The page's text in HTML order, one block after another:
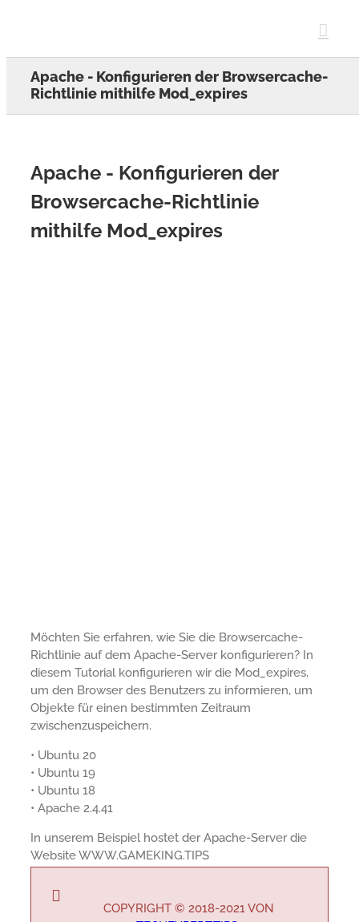
Apache - Konfigurieren der Browsercache-
Richtlinie mithilfe Mod_expires
Apache - Konfigurieren der
Browsercache-Richtlinie
mithilfe Mod_expires
Möchten Sie erfahren, wie Sie die Browsercache-
Richtlinie auf dem Apache-Server konfigurieren? In
diesem Tutorial konfigurieren wir die Mod_expires,
um den Browser des Benutzers zu informieren, um
Objekte für einen bestimmten Zeitraum
zwischenzuspeichern.
• Ubuntu 20
• Ubuntu 19
• Ubuntu 18
• Apache 2.4.41
In unserem Beispiel hostet der Apache-Server die
Website WWW.GAMEKING.TIPS
COPYRIGHT © 2018-2021 VON